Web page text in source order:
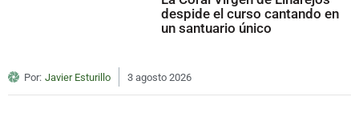
despide el curso cantando en
un santuario único
Por: Javier Esturillo 3 agosto 2026